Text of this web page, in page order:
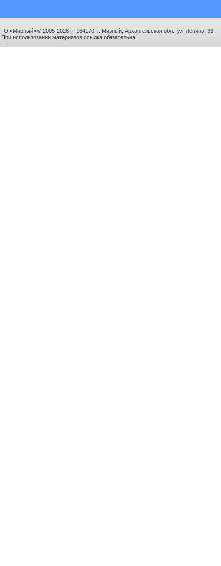
ГО «Мирный» © 2005-2026 гг. 164170, г. Мирный, Архангельская обл., ул. Ленина, 33.
При использовании материалов ссылка обязательна.